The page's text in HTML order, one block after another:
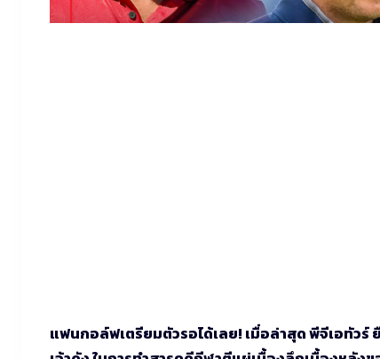
แฟนกอล์ฟเตรียมตัวรอได้เลย! เมื่อล่าสุด พีจีเอทัว